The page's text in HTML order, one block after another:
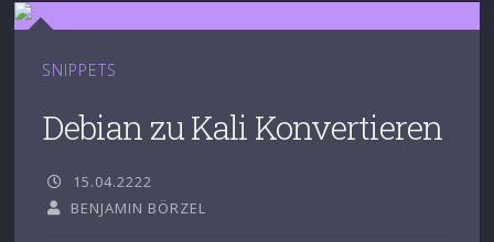
SNIPPETS
Debian zu Kali Konvertieren
15.04.2222
BENJAMIN BÖRZEL